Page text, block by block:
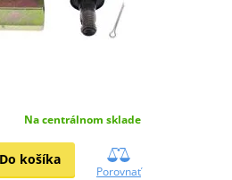
Na centrálnom sklade
Do košíka
Porovnať